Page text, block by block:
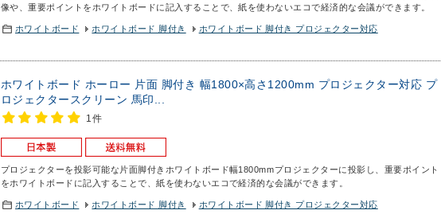
像や、重要ポイントをホワイトボードに記入することで、紙を使わないエコで経済的な会議ができます。
ホワイトボード ホワイトボード 脚付き ホワイトボード 脚付き プロジェクター対応
ホワイトボード ホーロー 片面 脚付き 幅1800×高さ1200mm プロジェクター対応 プ
ロジェクタースクリーン 馬印...
1件
プロジェクターを投影可能な片面脚付きホワイトボード幅1800mmプロジェクターに投影し、重要ポイント
をホワイトボードに記入することで、紙を使わないエコで経済的な会議ができます。
ホワイトボード ホワイトボード 脚付き ホワイトボード 脚付き プロジェクター対応